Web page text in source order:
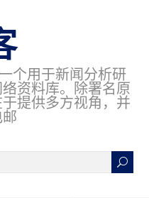
一个用于新闻分析研
资料库。除署名原
提供多方视角，并